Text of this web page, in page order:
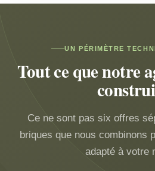
UN PÉRIMÈTRE
Tout ce que notre
Ce ne sont pas six offres
briques que nous combinons
adapté à votre